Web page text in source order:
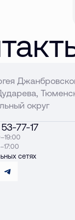
округ
77-17
сетях